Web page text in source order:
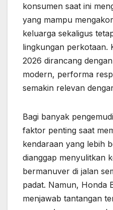
konsumen saat ini
yang mampu
keluarga sekaligus
lingkungan perkotaan.
2026 dirancang
modern, performa
semakin relevan
Bagi banyak
faktor penting saat
kendaraan yang lebih
dianggap menyulitkan
bermanuver di jalan
padat. Namun, Honda
menjawab tantangan